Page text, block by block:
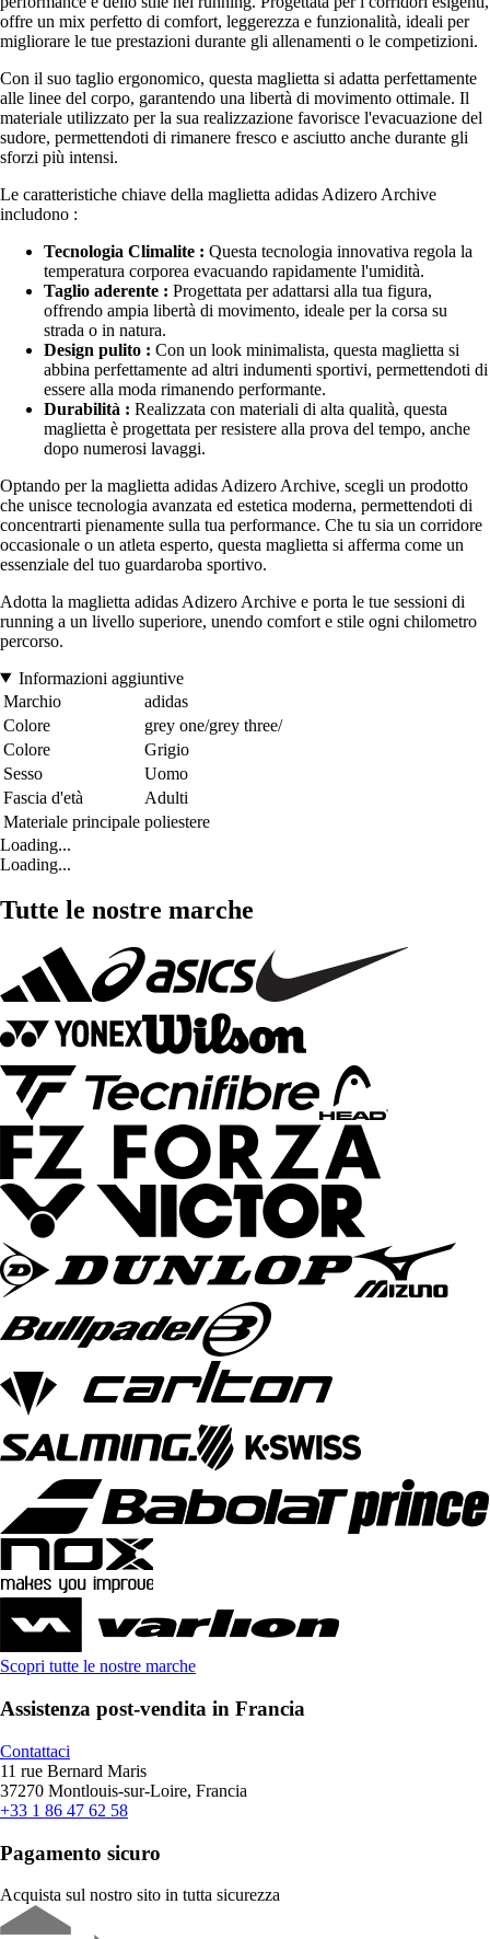
offre un mix perfetto di comfort, leggerezza e funzionalità, ideali per
migliorare le tue prestazioni durante gli allenamenti o le competizioni.
Con il suo taglio ergonomico, questa maglietta si adatta perfettamente
alle linee del corpo, garantendo una libertà di movimento ottimale. Il
materiale utilizzato per la sua realizzazione favorisce l'evacuazione del
sudore, permettendoti di rimanere fresco e asciutto anche durante gli
sforzi più intensi.
Le caratteristiche chiave della maglietta adidas Adizero Archive
includono :
Tecnologia Climalite : Questa tecnologia innovativa regola la
temperatura corporea evacuando rapidamente l'umidità.
Taglio aderente : Progettata per adattarsi alla tua figura,
offrendo ampia libertà di movimento, ideale per la corsa su
strada o in natura.
Design pulito : Con un look minimalista, questa maglietta si
abbina perfettamente ad altri indumenti sportivi, permettendoti di
essere alla moda rimanendo performante.
Durabilità : Realizzata con materiali di alta qualità, questa
maglietta è progettata per resistere alla prova del tempo, anche
dopo numerosi lavaggi.
Optando per la maglietta adidas Adizero Archive, scegli un prodotto
che unisce tecnologia avanzata ed estetica moderna, permettendoti di
concentrarti pienamente sulla tua performance. Che tu sia un corridore
occasionale o un atleta esperto, questa maglietta si afferma come un
essenziale del tuo guardaroba sportivo.
Adotta la maglietta adidas Adizero Archive e porta le tue sessioni di
running a un livello superiore, unendo comfort e stile ogni chilometro
percorso.
Informazioni aggiuntive
Marchio
adidas
Colore
grey one/grey three/
Colore
Grigio
Sesso
Uomo
Fascia d'età
Adulti
Materiale principale poliestere
Loading...
Loading...
Tutte le nostre marche
Scopri tutte le nostre marche
Assistenza post-vendita in Francia
Contattaci
11 rue Bernard Maris
37270 Montlouis-sur-Loire, Francia
+33 1 86 47 62 58
Pagamento sicuro
Acquista sul nostro sito in tutta sicurezza